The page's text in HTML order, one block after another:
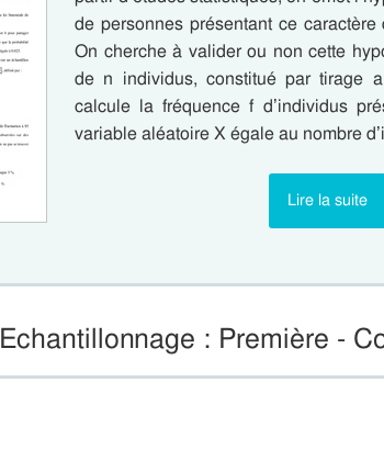
de personnes présentant ce
On cherche à valider ou non cette
de n individus, constitué par tirage
calcule la fréquence f d’individus
variable aléatoire X égale au nombre
Lire la suite
Echantillonnage : Première -